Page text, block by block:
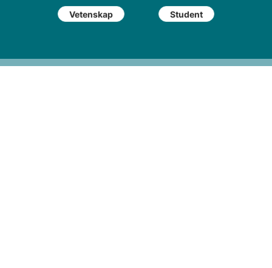
Vetenskap Student